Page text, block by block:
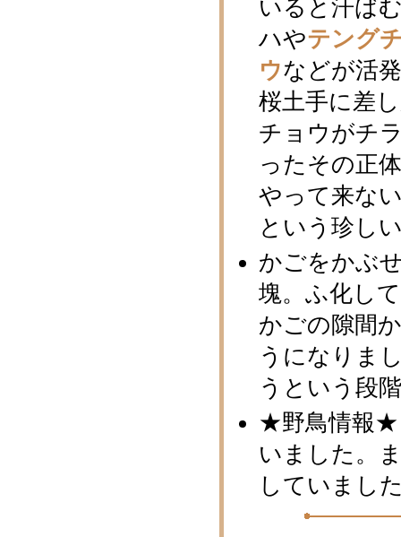
いると汗ば
ハやテング
ウなどが活
桜土手に差
チョウがチ
ったその正
やって来な
という珍し
かごをかぶ
塊。ふ化し
かごの隙間
うになりま
うという段
★野鳥情報★
いました。
していまし